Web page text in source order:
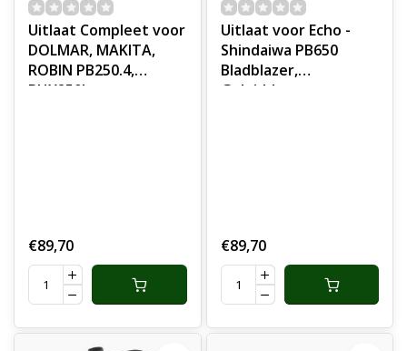
Uitlaat Compleet voor
DOLMAR, MAKITA,
ROBIN PB250.4,
BHX250L op
€89,70
Uitlaat voor Echo -
Shindaiwa PB650
Bladblazer,
Geluiddemper
€89,70